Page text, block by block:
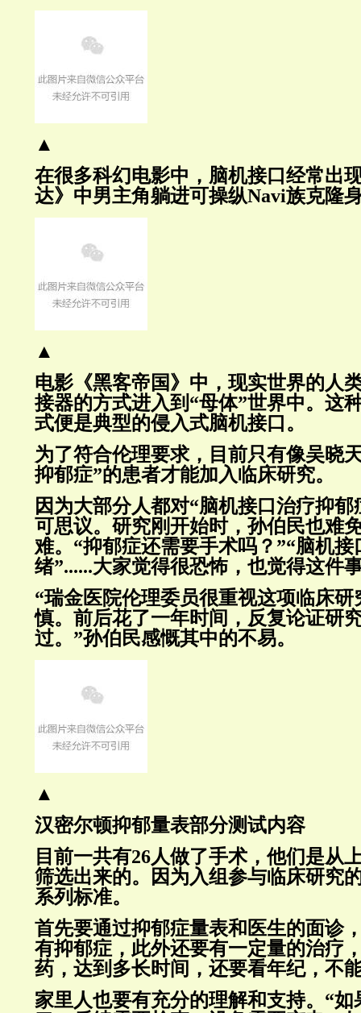
▲
在很多科幻电影中，脑机接口经常出
达》中男主角躺进可操纵Navi族克隆
▲
电影《黑客帝国》中，现实世界的人
接器的方式进入到“母体”世界中。这
式便是典型的侵入式脑机接口。
为了符合伦理要求，目前只有像吴晓
抑郁症”的患者才能加入临床研究。
因为大部分人都对“脑机接口治疗抑
可思议。研究刚开始时，孙伯民也难
难。“抑郁症还需要手术吗？”“脑机
绪”......大家觉得很恐怖，也觉得这件
“瑞金医院伦理委员很重视这项临床
慎。前后花了一年时间，反复论证研
过。”孙伯民感慨其中的不易。
▲
汉密尔顿抑郁量表部分测试内容
目前一共有26人做了手术，他们是从
筛选出来的。因为入组参与临床研究
系列标准。
首先要通过抑郁症量表和医生的面诊
有抑郁症，此外还要有一定量的治疗
药，达到多长时间，还要看年纪，不
家里人也要有充分的理解和支持。“